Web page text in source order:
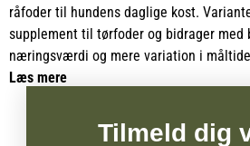
råfoder til hundens daglige kost.
supplement til tørfoder og bidrager med
næringsværdi og mere variation i
Mix it raw frozen er fremstillet af
unødig forarbejdning. Råvarerne bliver
Læs mere
Tilmeld dig